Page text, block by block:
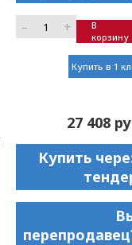
– +
В
корзину
Купить в 1
27 408
Купить